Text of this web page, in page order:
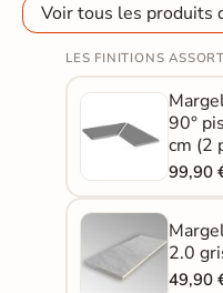
Voir tous les produits
LES FINITIONS
90°
cm (2
99,90
2.0
49,90